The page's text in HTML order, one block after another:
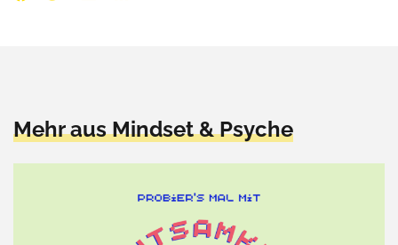
Mehr aus Mindset & Psyche